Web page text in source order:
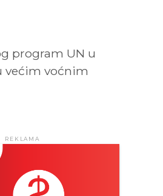
program UN u
većim voćnim
REKLAMA